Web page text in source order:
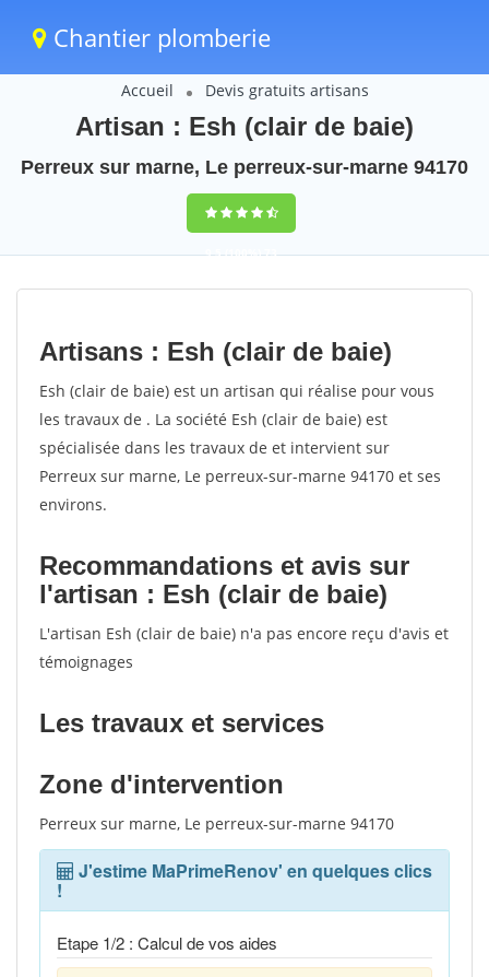
Chantier plomberie
Accueil Devis gratuits artisans
Artisan : Esh (clair de baie)
Perreux sur marne, Le perreux-sur-marne 94170
9,5(100%)73
votes
Artisans : Esh (clair de baie)
Esh (clair de baie) est un artisan qui réalise pour vous
les travaux de . La société Esh (clair de baie) est
spécialisée dans les travaux de et intervient sur
Perreux sur marne, Le perreux-sur-marne 94170 et ses
environs.
Recommandations et avis sur
l'artisan : Esh (clair de baie)
L'artisan Esh (clair de baie) n'a pas encore reçu d'avis et
témoignages
Les travaux et services
Zone d'intervention
Perreux sur marne, Le perreux-sur-marne 94170